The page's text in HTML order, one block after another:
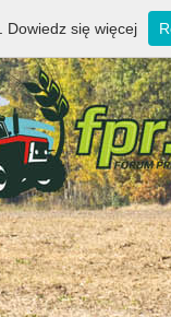
Dowiedz się więcej